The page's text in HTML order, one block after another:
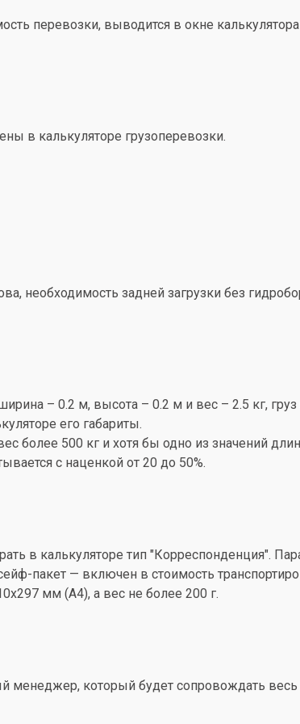
перевозки, выводится в окне
в калькуляторе грузоперевозки.
необходимость задней загрузки без
– 0.2 м, высота – 0.2 м и вес – 2.5 кг, груз
его габариты.
более 500 кг и хотя бы одно из значений
с наценкой от 20 до 50%.
в калькуляторе тип "Корреспонденция".
пакет — включен в стоимость
мм (А4), а вес не более 200 г.
который будет сопровождать весь